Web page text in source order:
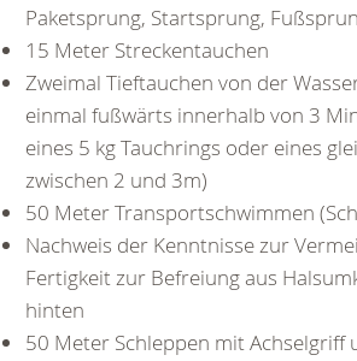
Paketsprung, Startsprung,
15 Meter Streckentauchen
Zweimal Tieftauchen von der
einmal fußwärts innerhalb von 3
eines 5 kg Tauchrings oder eines
zwischen 2 und 3m)
50 Meter Transportschwimmen
Nachweis der Kenntnisse zur
Fertigkeit zur Befreiung aus
hinten
50 Meter Schleppen mit Achselgriff